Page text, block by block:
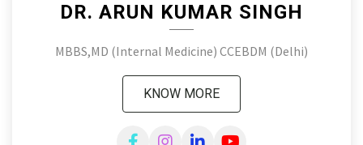
DR. ARUN KUMAR SINGH
MBBS,MD (Internal Medicine) CCEBDM (Delhi)
KNOW MORE